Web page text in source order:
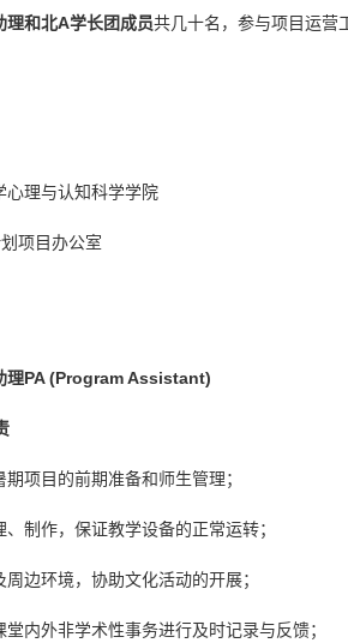
理和北A学长团成员共几十名，参与项目运营
心理与认知科学学院
项目办公室
理PA (Program Assistant)
项目的前期准备和师生管理；
制作，保证教学设备的正常运转；
边环境，协助文化活动的开展；
内外非学术性事务进行及时记录与反馈；